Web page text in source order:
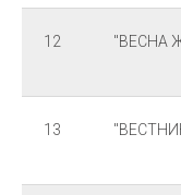
12 "ВЕСНА
13